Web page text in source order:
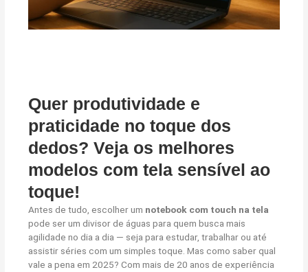
Quer produtividade e
praticidade no toque dos
dedos? Veja os melhores
modelos com tela sensível ao
toque!
Antes de tudo, escolher um notebook com touch na tela
pode ser um divisor de águas para quem busca mais
agilidade no dia a dia — seja para estudar, trabalhar ou até
assistir séries com um simples toque. Mas como saber qual
vale a pena em 2025? Com mais de 20 anos de experiência